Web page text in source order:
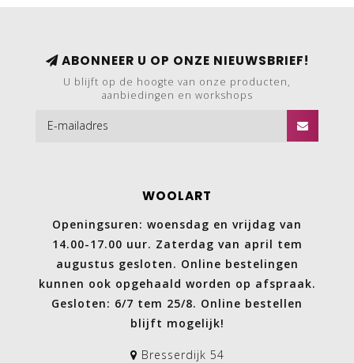
ABONNEER U OP ONZE NIEUWSBRIEF!
U blijft op de hoogte van onze producten,
aanbiedingen en workshops
WOOLART
Openingsuren: woensdag en vrijdag van
14.00-17.00 uur. Zaterdag van april tem
augustus gesloten. Online bestelingen
kunnen ook opgehaald worden op afspraak.
Gesloten: 6/7 tem 25/8. Online bestellen
blijft mogelijk!
Bresserdijk 54